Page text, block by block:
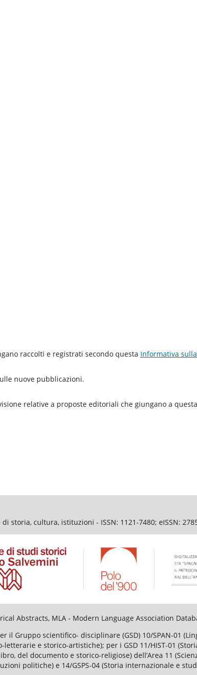
raccolti e registrati secondo questa Informativa
nuove pubblicazioni.
relative a proposte editoriali che giungano a
storia, cultura, istituzioni - ISSN: 1121-7480; eISSN:
Abstracts, MLA - Modern Language Association
il Gruppo scientifico- disciplinare (GSD) 10/SPAN-01
letterarie e storico-artistiche); per i GSD 11/HIST-01
del documento e storico-religiose) dell’Area 11
politiche) e 14/GSPS-04 (Storia internazionale e